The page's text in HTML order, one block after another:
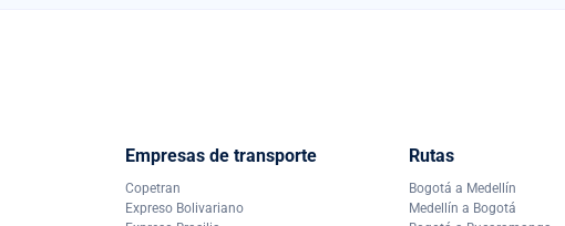
Empresas de transporte
Copetran
Expreso Bolivariano
Rutas
Bogotá a Medellín
Medellín a Bogotá